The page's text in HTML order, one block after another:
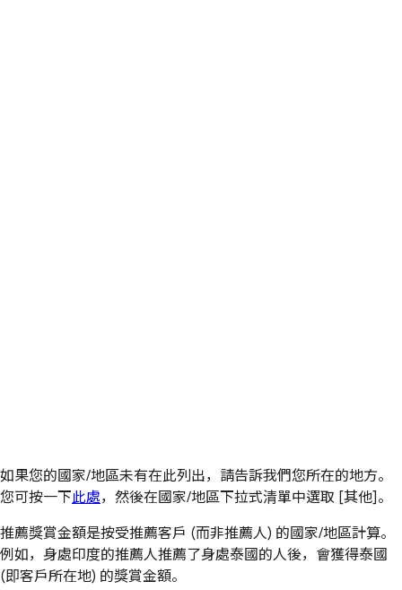
如果您的國家/地區未有在此列出，請告訴我們您所在的地方。
您可按一下此處，然後在國家/地區下拉式清單中選取 [其他]。
推薦獎賞金額是按受推薦客戶 (而非推薦人) 的國家/地區計算。
例如，身處印度的推薦人推薦了身處泰國的人後，會獲得泰國
(即客戶所在地) 的獎賞金額。